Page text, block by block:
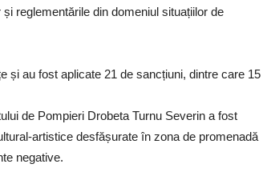
reglementările din domeniul situațiilor de
și au fost aplicate 21 de sancțiuni, dintre care 15
de Pompieri Drobeta Turnu Severin a fost
artistice desfășurate în zona de promenadă
negative.